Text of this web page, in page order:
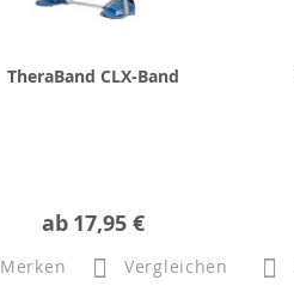
TheraBand CLX-Band
ab 17,95 €
Merken Vergleichen